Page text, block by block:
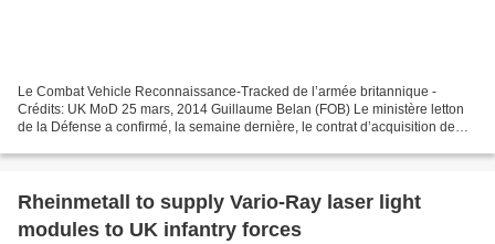
Le Combat Vehicle Reconnaissance-Tracked de l’armée britannique -
Crédits: UK MoD 25 mars, 2014 Guillaume Belan (FOB) Le ministère letton
de la Défense a confirmé, la semaine dernière, le contrat d’acquisition de
Rheinmetall to supply Vario-Ray laser light
modules to UK infantry forces